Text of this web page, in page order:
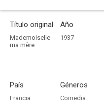
Título original
Mademoiselle
ma mère
Año
1937
País
Francia
Géneros
Comedia